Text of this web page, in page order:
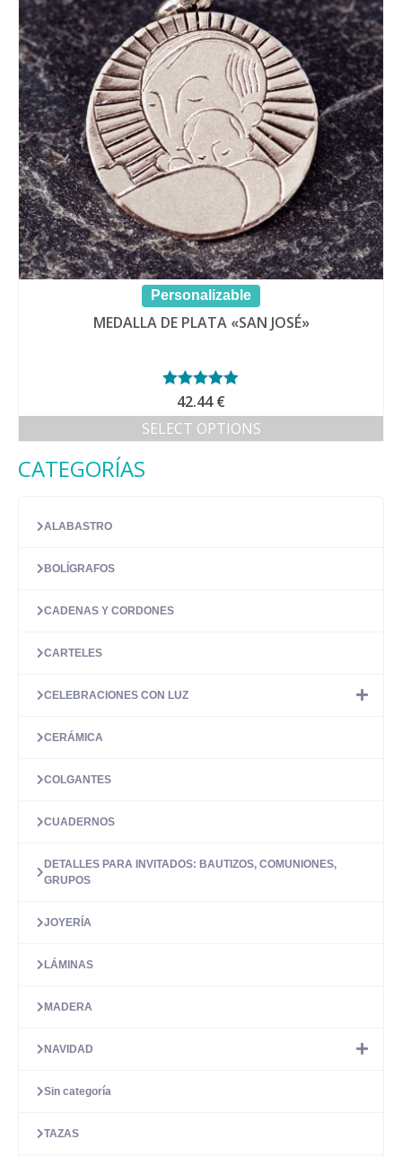
Personalizable
MEDALLA DE PLATA «SAN JOSÉ»
Valorado con
5.00de 5
42.44€
SELECT OPTIONS
CATEGORÍAS
ALABASTRO
BOLÍGRAFOS
CADENAS Y CORDONES
CARTELES
CELEBRACIONES CON LUZ
CERÁMICA
COLGANTES
CUADERNOS
DETALLES PARA INVITADOS: BAUTIZOS, COMUNIONES,
GRUPOS
JOYERÍA
LÁMINAS
MADERA
NAVIDAD
Sin categoría
TAZAS